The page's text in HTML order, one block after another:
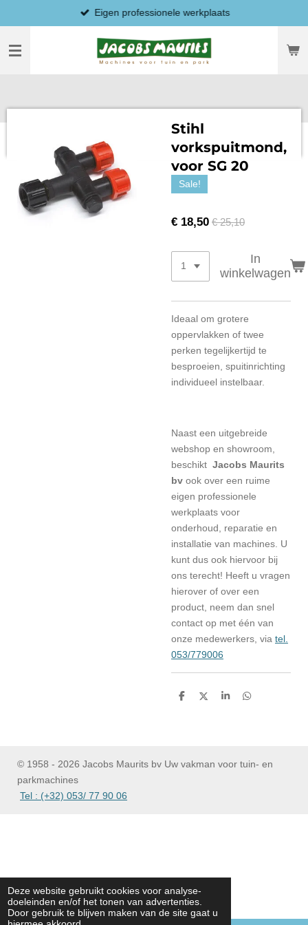
Deze website gebruikt cookies voor analyse-
doeleinden en/of het tonen van advertenties.
Door gebruik te blijven maken van de site gaat u
direct
naar
hoofdinhoud
Eigen professionele werkplaats
Stihl
vorkspuitmond,
voor SG 20
Sale!
€ 18,50 € 25,10
In
winkelwagen
Ideaal om grotere
oppervlakken of twee
perken tegelijkertijd te
besproeien, spuitinrichting
individueel instelbaar.
Naast een uitgebreide
webshop en showroom,
beschikt Jacobs Maurits
bv ook over een ruime
eigen professionele
werkplaats voor
onderhoud, reparatie en
installatie van machines. U
kunt dus ook hiervoor bij
ons terecht! Heeft u vragen
hierover of over een
product, neem dan snel
contact op met één van
onze medewerkers, via tel.
053/779006
D
D
S
D
© 1958 - 2026 Jacobs Maurits bv Uw vakman voor tuin- en
parkmachines
Tel : (+32) 053/ 77 90 06